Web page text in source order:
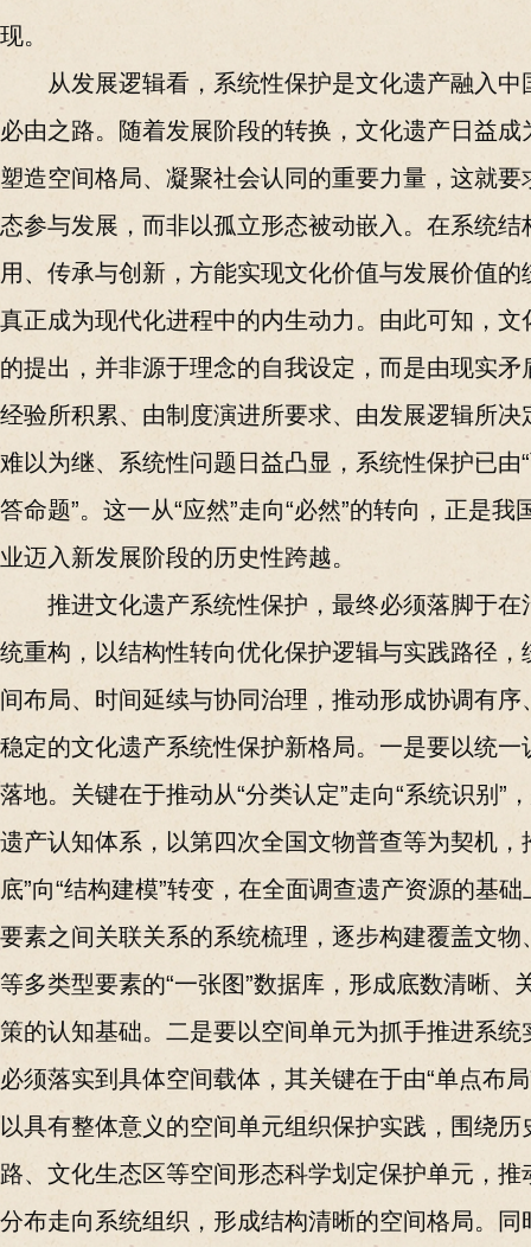
现。
从发展逻辑看，系统性保护是文化遗产融入中
必由之路。随着发展阶段的转换，文化遗产日益成
塑造空间格局、凝聚社会认同的重要力量，这就要
态参与发展，而非以孤立形态被动嵌入。在系统结
用、传承与创新，方能实现文化价值与发展价值的
真正成为现代化进程中的内生动力。由此可知，文
的提出，并非源于理念的自我设定，而是由现实矛
经验所积累、由制度演进所要求、由发展逻辑所决
难以为继、系统性问题日益凸显，系统性保护已由
答命题”。这一从“应然”走向“必然”的转向，正是我
业迈入新发展阶段的历史性跨越。
推进文化遗产系统性保护，最终必须落脚于在
统重构，以结构性转向优化保护逻辑与实践路径，
间布局、时间延续与协同治理，推动形成协调有序
稳定的文化遗产系统性保护新格局。一是要以统一
落地。关键在于推动从“分类认定”走向“系统识别”
遗产认知体系，以第四次全国文物普查等为契机，
底”向“结构建模”转变，在全面调查遗产资源的基
要素之间关联关系的系统梳理，逐步构建覆盖文物
等多类型要素的“一张图”数据库，形成底数清晰、
策的认知基础。二是要以空间单元为抓手推进系统
必须落实到具体空间载体，其关键在于由“单点布局
以具有整体意义的空间单元组织保护实践，围绕历
路、文化生态区等空间形态科学划定保护单元，推
分布走向系统组织，形成结构清晰的空间格局。同